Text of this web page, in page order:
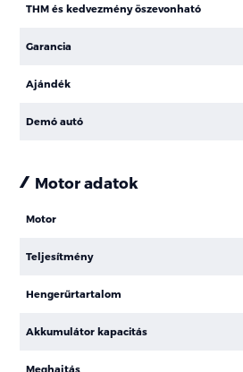
THM és kedvezmény öszevonható
Garancia
Ajándék
Demó autó
Motor adatok
Motor
Teljesítmény
Hengerűrtartalom
Akkumulátor kapacitás
Meghajtás